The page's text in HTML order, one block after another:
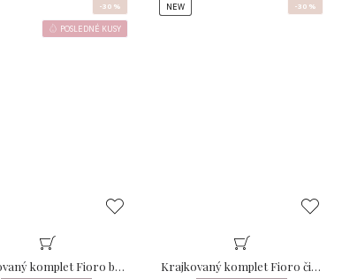
ZLOŽENIE : % bavlna, 3 % elastan
POSLEDNÉ KUSY
-30 %
Krajkovaný komplet Fioro biely AB 256
NEW -30 %
Krajkovaný komplet Fioro čierny AB 256